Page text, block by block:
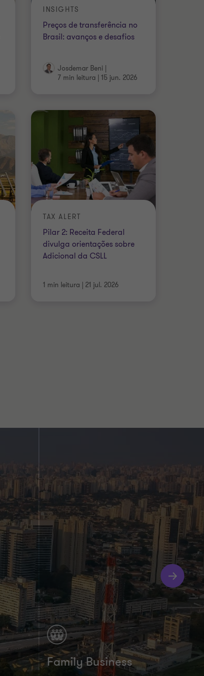
Preços de transferência no
Brasil: avanços e desafios
INSIGHTS
Josdemar Beni |
7 min leitura | 15 jun. 2026
Pilar 2: Receita Federal
divulga orientações sobre
Adicional da CSLL
TAX ALERT
1 min leitura | 21 jul. 2026
Family Business